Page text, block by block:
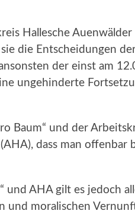
Hallesche Auenwälder
sie die Entscheidungen
der einst am
ungehinderte
Baum“ und der
dass man offenbar
und AHA gilt es jedoch
und moralischen